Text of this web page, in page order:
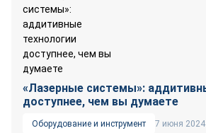
«Лазерные системы»:
доступнее, чем вы думаете
Оборудование и инструмент
7 июня 2024